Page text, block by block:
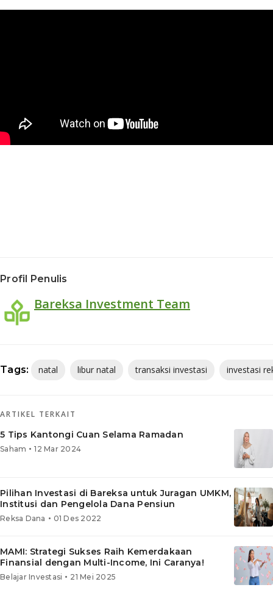
Profil Penulis
Bareksa Investment Team
Tags: natal libur natal transaksi investasi investasi
ARTIKEL TERKAIT
5 Tips Kantongi Cuan Selama Ramadan
Saham • 12 Mar 2024
Pilihan Investasi di Bareksa untuk Juragan UMKM,
Institusi dan Pengelola Dana Pensiun
Reksa Dana • 01 Des 2022
MAMI: Strategi Sukses Raih Kemerdakaan
Finansial dengan Multi-Income, Ini Caranya!
Belajar Investasi • 21 Mei 2025